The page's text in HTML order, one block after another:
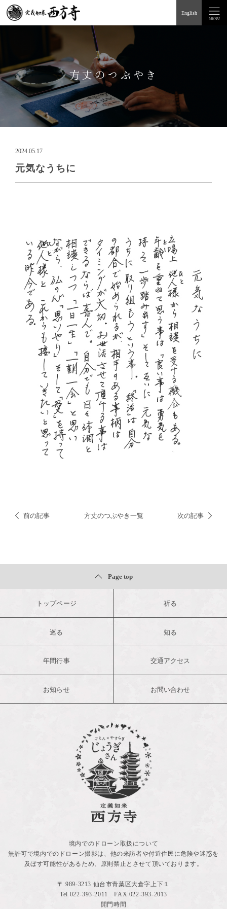
English
方丈のつぶやき
2024.05.17
元気なうちに
前の記事 方丈のつぶやき一覧 次の記事
Page top
トップページ 祈る
巡る 知る
年間行事 交通アクセス
お知らせ お問い合わせ
境内でのドローン取扱について
無許可で境内でのドローン撮影は、他の来訪者や付近住民に危険や迷惑を
及ぼす可能性があるため、原則禁止とさせて頂いております。
〒 989-3213 仙台市青葉区大倉字上下１
Tel 022-393-2011
FAX 022-393-2013
開門時間